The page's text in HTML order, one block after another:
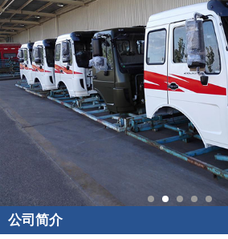
公司简介